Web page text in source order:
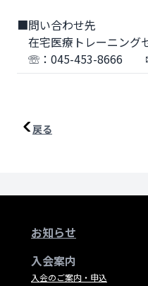
■問い合わせ先
在宅医療トレーニング
☏：045-453-8666　
戻る
お知らせ
入会案内
入会のご案内・申込